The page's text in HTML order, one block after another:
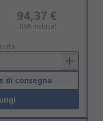
94,37 €
(IVA inclusa)
di consegna